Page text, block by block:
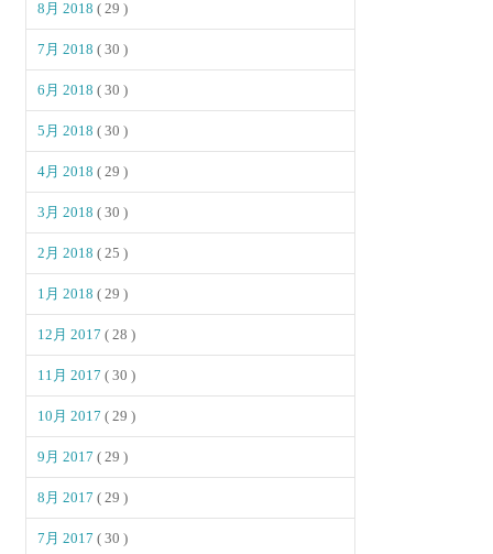
8月 2018( 29 )
7月 2018( 30 )
6月 2018( 30 )
5月 2018( 30 )
4月 2018( 29 )
3月 2018( 30 )
2月 2018( 25 )
1月 2018( 29 )
12月 2017( 28 )
11月 2017( 30 )
10月 2017( 29 )
9月 2017( 29 )
8月 2017( 29 )
7月 2017( 30 )